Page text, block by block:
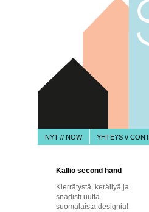
NYT // NOW YHTEYS //
Kallio second hand
Kierrätystä, keräilyä ja
snadisti uutta
suomalaista designia!